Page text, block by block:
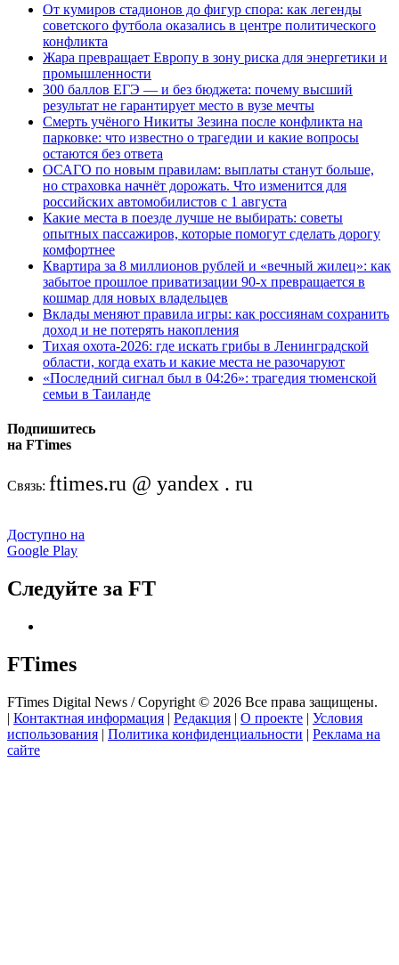
От кумиров стадионов до фигур спора: как легенды
советского футбола оказались в центре политического
конфликта
Жара превращает Европу в зону риска для энергетики и
промышленности
300 баллов ЕГЭ — и без бюджета: почему высший
результат не гарантирует место в вузе мечты
Смерть учёного Никиты Зезина после конфликта на
парковке: что известно о трагедии и какие вопросы
остаются без ответа
ОСАГО по новым правилам: выплаты станут больше,
но страховка начнёт дорожать. Что изменится для
российских автомобилистов с 1 августа
Какие места в поезде лучше не выбирать: советы
опытных пассажиров, которые помогут сделать дорогу
комфортнее
Квартира за 8 миллионов рублей и «вечный жилец»: как
забытое прошлое приватизации 90-х превращается в
кошмар для новых владельцев
Вклады меняют правила игры: как россиянам сохранить
доход и не потерять накопления
Тихая охота-2026: где искать грибы в Ленинградской
области, когда ехать и какие места не разочаруют
«Последний сигнал был в 04:26»: трагедия тюменской
семьи в Таиланде
Подпишитесь
на FTimes
Связь: ftimes.ru @ yandex . ru
Доступно на
Google Play
Следуйте за FT
FTimes
FTimes Digital News / Copyright © 2026 Все права защищены.
| Контактная информация | Редакция | О проекте | Условия
использования | Политика конфиденциальности | Реклама на
сайте